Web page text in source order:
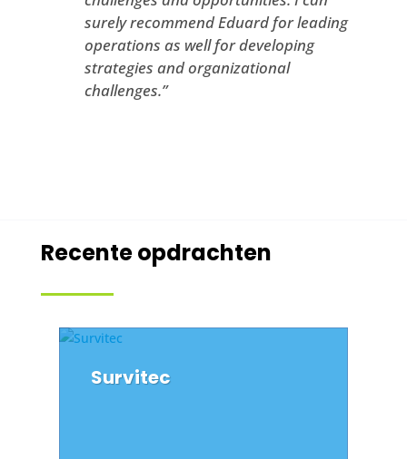
surely recommend Eduard for leading
operations as well for developing
strategies and organizational
challenges.”
Recente opdrachten
Survitec